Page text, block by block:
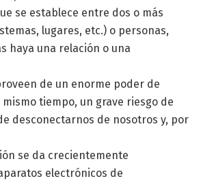
se establece entre dos o más
lugares, etc.) o personas,
haya una relación o una
de un enorme poder de
tiempo, un grave riesgo de
desconectarnos de nosotros y, por
se da crecientemente
electrónicos de